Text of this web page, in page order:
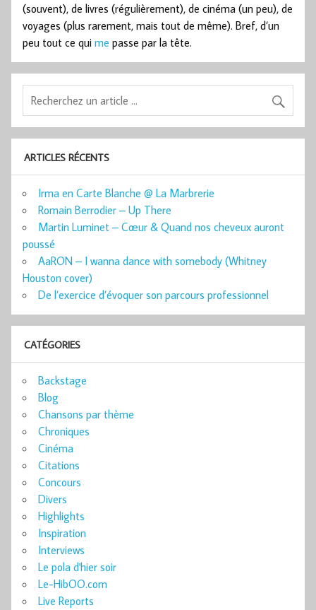
(souvent), de livres (régulièrement), de cinéma (un peu), de
voyages (plus rarement, mais tout de même). Bref, d’un
peu tout ce qui me passe par la tête.
ARTICLES RÉCENTS
Irma en Carte Blanche @ La Marbrerie
Romain Berrodier – Up There
Martin Luminet – Cœur & Quand nos cheveux auront
poussé
AaRON – I wanna dance with somebody (Whitney
Houston cover)
De l’exercice d’évoquer son parcours professionnel
CATÉGORIES
Backstage
Blog
Chansons par thème
Chroniques
Cinéma
Citations
Concours
Divers
Highlights
Inspiration
Interviews
Le pola d'hier soir
Le-HibOO.com
Live Reports